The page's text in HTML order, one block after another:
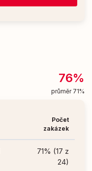
76%
průměr 71%
Počet
zakázek
71% (17 z
24)